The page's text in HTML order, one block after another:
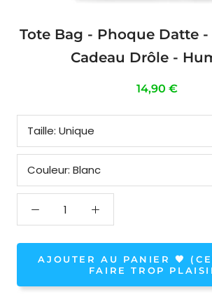
Tote Bag - Phoque Datte
Cadeau Drôle -
14,90 €
Taille: Unique
Couleur: Blanc
AJOUTER AU PANIER 🧡
FAIRE TROP